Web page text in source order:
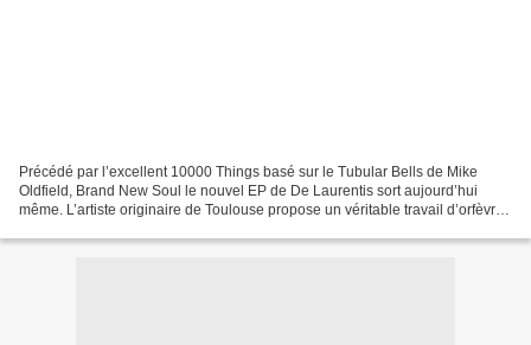
Précédé par l’excellent 10000 Things basé sur le Tubular Bells de Mike
Oldfield, Brand New Soul le nouvel EP de De Laurentis sort aujourd’hui
même. L’artiste originaire de Toulouse propose un véritable travail d’orfèvre